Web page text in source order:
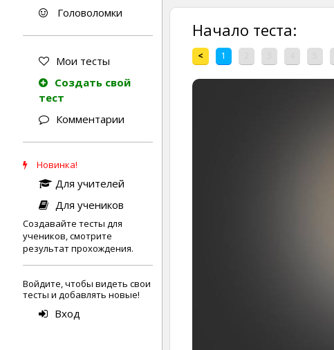
Головоломки
Мои тесты
Создать свой
тест
Комментарии
Новинка!
Для учителей
Для учеников
Создавайте тесты для
учеников, смотрите
результат прохождения.
Войдите, чтобы видеть свои
тесты и добавлять новые!
Вход
Начало теста:
< 1